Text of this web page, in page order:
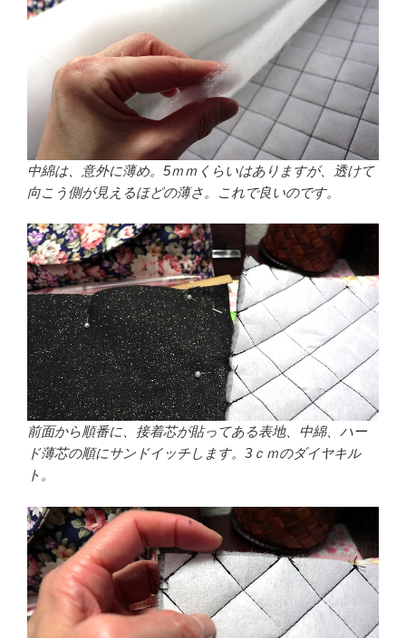
中綿は、意外に薄め。5ｍｍくらいはありますが、透けて
向こう側が見えるほどの薄さ。これで良いのです。
前面から順番に、接着芯が貼ってある表地、中綿、ハー
ド薄芯の順にサンドイッチします。3ｃｍのダイヤキル
ト。